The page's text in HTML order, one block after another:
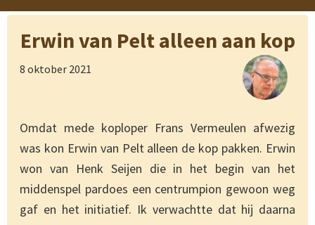
Erwin van Pelt alleen aan kop
8 oktober 2021
Omdat mede koploper Frans Vermeulen afwezig
was kon Erwin van Pelt alleen de kop pakken. Erwin
won van Henk Seijen die in het begin van het
middenspel pardoes een centrumpion gewoon weg
gaf en het initiatief. Ik verwachtte dat hij daarna